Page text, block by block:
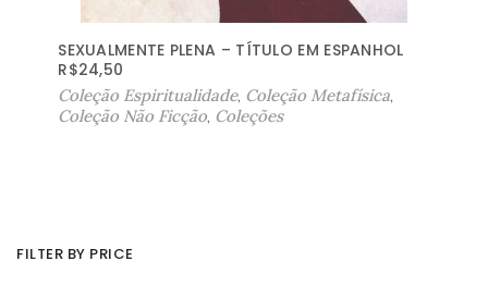
SEXUALMENTE PLENA – TÍTULO EM ESPANHOL
R$24,50
Coleção Espiritualidade, Coleção Metafísica,
Coleção Não Ficção, Coleções
FILTER BY PRICE